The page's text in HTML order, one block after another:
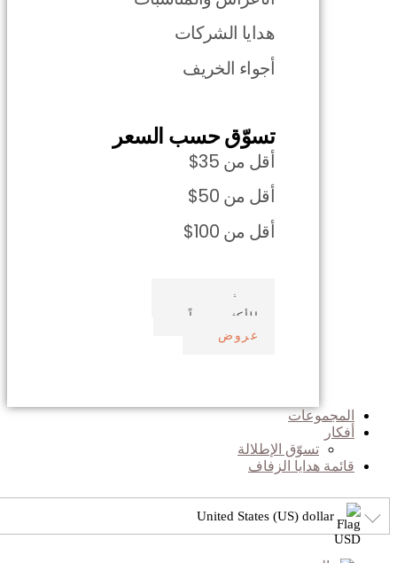
هدايا الشركات
أجواء الخريف
تسوّق حسب السعر
أقل من 35$
أقل من 50$
أقل من 100$
صدف بحري
الأكثر مبيعاً
عروض
المجموعات
أفكار
تسوّق الإطلالة
قائمة هدايا الزفاف
United States (US) dollar